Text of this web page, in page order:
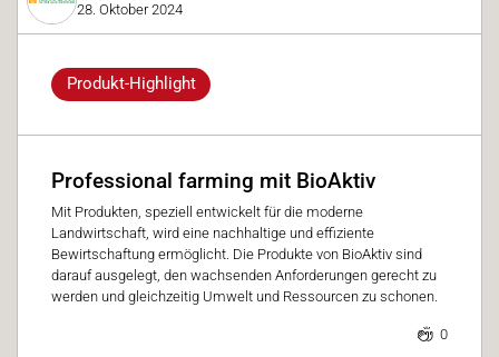
28. Oktober 2024
Produkt-Highlight
Professional farming mit BioAktiv
Mit Produkten, speziell entwickelt für die moderne
Landwirtschaft, wird eine nachhaltige und effiziente
Bewirtschaftung ermöglicht. Die Produkte von BioAktiv sind
darauf ausgelegt, den wachsenden Anforderungen gerecht zu
werden und gleichzeitig Umwelt und Ressourcen zu schonen.
0